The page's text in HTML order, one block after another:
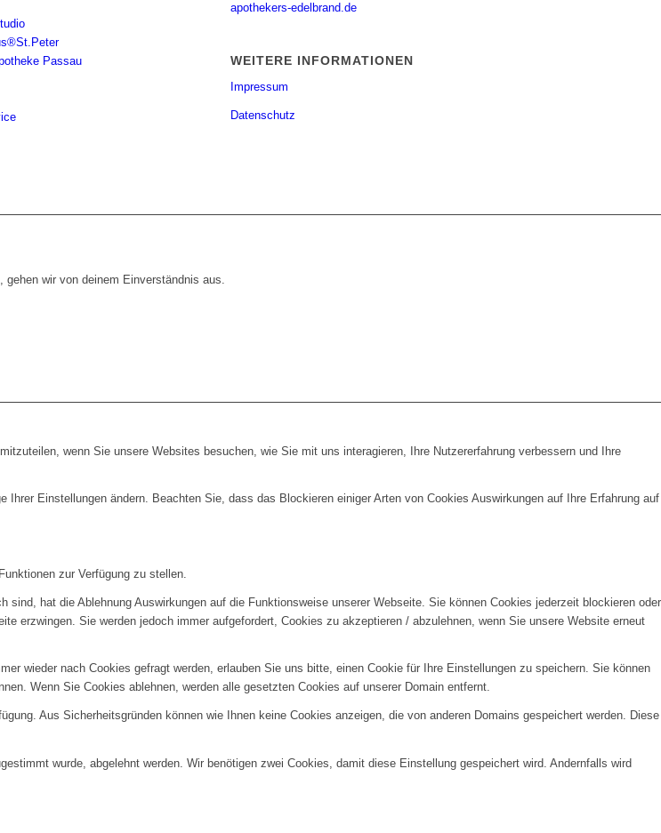
Passau
apothekers-edelbrand.de
WEITERE INFORMATIONEN
Impressum
Datenschutz
wir von deinem Einverständnis aus.
wenn Sie unsere Websites besuchen, wie Sie mit uns interagieren, Ihre Nutzererfahrung verbessern und Ihre
Einstellungen ändern. Beachten Sie, dass das Blockieren einiger Arten von Cookies Auswirkungen auf Ihre Erfahrung auf
zur Verfügung zu stellen.
hat die Ablehnung Auswirkungen auf die Funktionsweise unserer Webseite. Sie können Cookies jederzeit blockieren oder
erzwingen. Sie werden jedoch immer aufgefordert, Cookies zu akzeptieren / abzulehnen, wenn Sie unsere Website erneut
wieder nach Cookies gefragt werden, erlauben Sie uns bitte, einen Cookie für Ihre Einstellungen zu speichern. Sie können
Wenn Sie Cookies ablehnen, werden alle gesetzten Cookies auf unserer Domain entfernt.
Aus Sicherheitsgründen können wie Ihnen keine Cookies anzeigen, die von anderen Domains gespeichert werden. Diese
wurde, abgelehnt werden. Wir benötigen zwei Cookies, damit diese Einstellung gespeichert wird. Andernfalls wird